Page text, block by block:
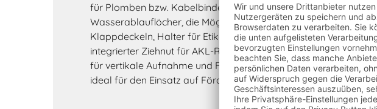
für Plomben bzw. Kabelbinder, Transponderaufnahme,
Wasserablauflöcher, die Möglichkeit zum Anscharnieren von
Klappdeckeln, Halter für Etikettentaschen, u.v.a.m.. Mit
integrierter Ziehnut für AKL-Regalbediengeräte, Hubschächten
für vertikale Aufnahme und Flächen für Gurtförderer ist die Box
ideal für den Einsatz auf Förderstrecken und AKL vorbereitet.